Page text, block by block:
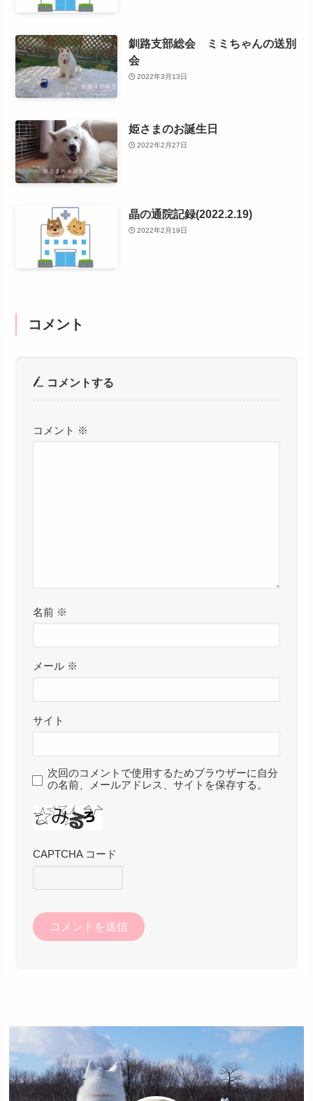
釧路支部総会 ミミちゃんの送別
会
2022年3月13日
姫さまのお誕生日
2022年2月27日
晶の通院記録(2022.2.19)
2022年2月19日
コメント
コメントする
コメント ※
名前 ※
メール ※
サイト
次回のコメントで使用するためブラウザーに自分
の名前、メールアドレス、サイトを保存する。
CAPTCHA コード